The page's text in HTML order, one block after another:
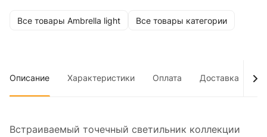
Все товары Ambrella light Все товары категории
Описание Характеристики Оплата Доставка
Встраиваемый точечный светильник коллекции